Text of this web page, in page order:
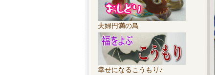
夫婦円満の鳥
幸せになるこうもり♪